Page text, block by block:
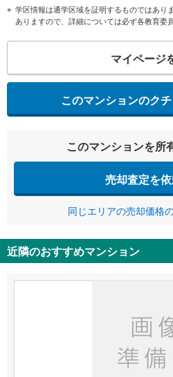
学区情報は通学区域を証明するものではあり
ありますので、詳細については必ず各教育委
マイページ
このマンションのク
このマンションを所
売却査定を
同じエリアの売却価格
近隣のおすすめマンション